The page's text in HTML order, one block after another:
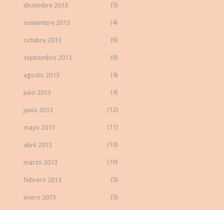
diciembre 2013 (5)
noviembre 2013 (4)
octubre 2013 (6)
septiembre 2013 (6)
agosto 2013 (4)
julio 2013 (4)
junio 2013 (12)
mayo 2013 (11)
abril 2013 (10)
marzo 2013 (10)
febrero 2013 (5)
enero 2013 (5)